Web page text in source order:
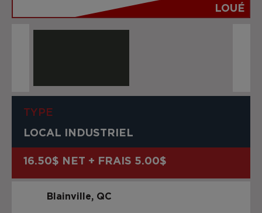
LOUÉ
TYPE
LOCAL INDUSTRIEL
16.50$ NET + FRAIS 5.00$
Blainville QC